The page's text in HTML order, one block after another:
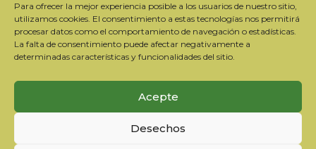
Para ofrecer la mejor experiencia posible a los usuarios de nuestro sitio,
utilizamos cookies. El consentimiento a estas tecnologías nos permitirá
procesar datos como el comportamiento de navegación o estadísticas.
La falta de consentimiento puede afectar negativamente a
determinadas características y funcionalidades del sitio.
Acepte
Desechos
Tel: 06 26 49 36 81 -
contact@c2ds.eu
TwitterLinkedIn
Youtube
Suscríbase a nuestro boletín
Nuestros socios
Contactar con el equipo